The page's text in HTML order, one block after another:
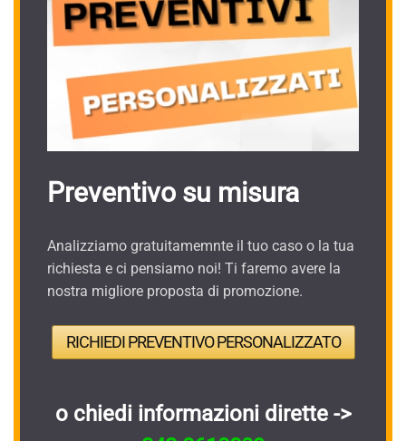
Preventivo su misura
Analizziamo gratuitamemnte il tuo caso o la tua
richiesta e ci pensiamo noi! Ti faremo avere la
nostra migliore proposta di promozione.
RICHIEDI PREVENTIVO PERSONALIZZATO
o chiedi informazioni dirette ->